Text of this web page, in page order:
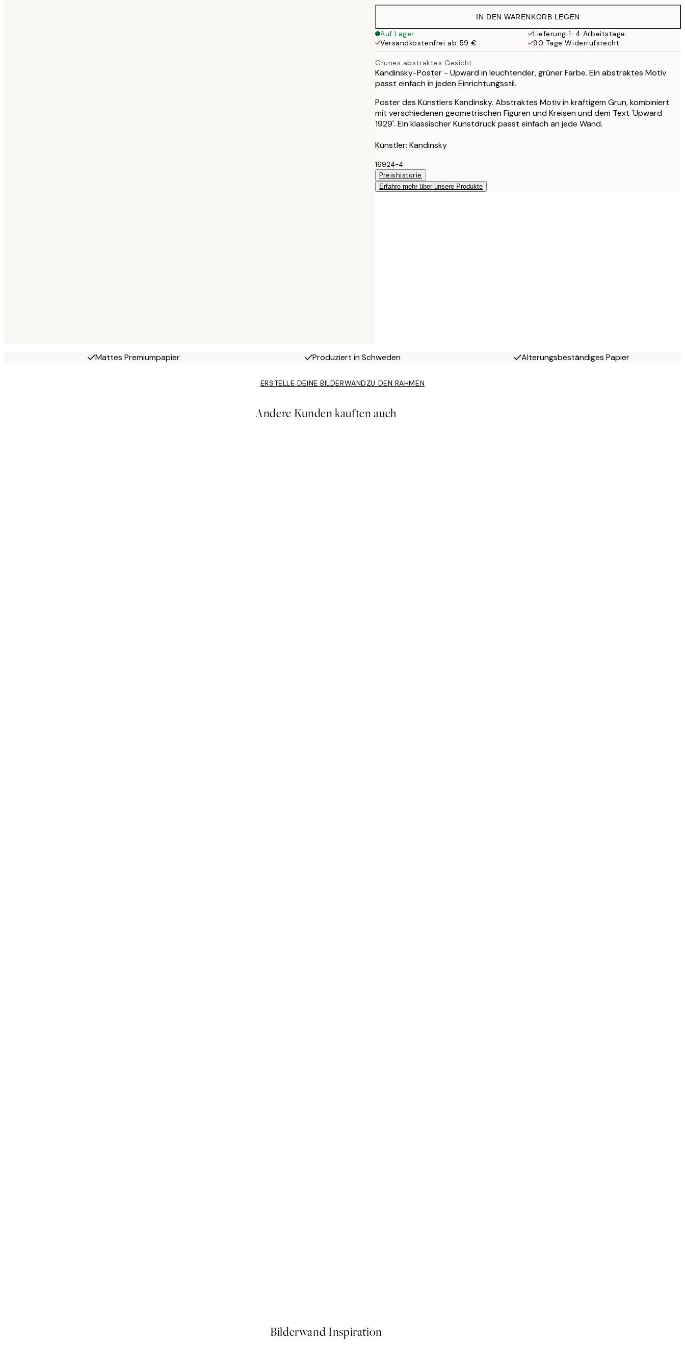
21,95 €
35,95 €
IN DEN WARENKORB LEGEN
Auf Lager
Lieferung 1-4 Arbeitstage
Versandkostenfrei ab 59 €
90 Tage Widerrufsrecht
Grünes abstraktes Gesicht
Kandinsky-Poster - Upward in leuchtender, grüner Farbe. Ein abstraktes Motiv
passt einfach in jeden Einrichtungsstil.
Poster des Künstlers Kandinsky. Abstraktes Motiv in kräftigem Grün, kombiniert
mit verschiedenen geometrischen Figuren und Kreisen und dem Text 'Upward
1929'. Ein klassischer Kunstdruck passt einfach an jede Wand.
Künstler: Kandinsky
16924-4
Preishistorie
Erfahre mehr über unsere Produkte
Mattes Premiumpapier Produziert in Schweden Alterungsbeständiges Papier
ERSTELLE DEINE BILDERWANDZU DEN RAHMEN
Andere Kunden kauften auch
Bilderwand Inspiration